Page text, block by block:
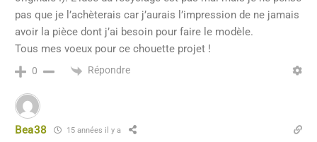
pas que je l’achèterais car j’aurais l’impression de ne jamais
avoir la pièce dont j’ai besoin pour faire le modèle.
Tous mes voeux pour ce chouette projet !
0 Répondre
Bea38 15 années il y a